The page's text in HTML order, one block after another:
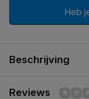
Heb
Beschrijving
Reviews